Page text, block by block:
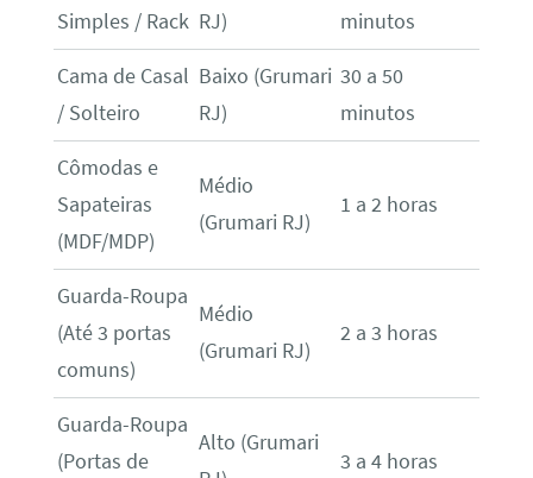
Simples / Rack RJ)
minutos
Cama de Casal
/ Solteiro
Baixo (Grumari
RJ)
30 a 50
minutos
Cômodas e
Sapateiras
(MDF/MDP)
Médio
(Grumari RJ)
1 a 2 horas
Guarda-Roupa
(Até 3 portas
comuns)
Médio
(Grumari RJ)
2 a 3 horas
Guarda-Roupa
(Portas de
Alto (Grumari
3 a 4 horas